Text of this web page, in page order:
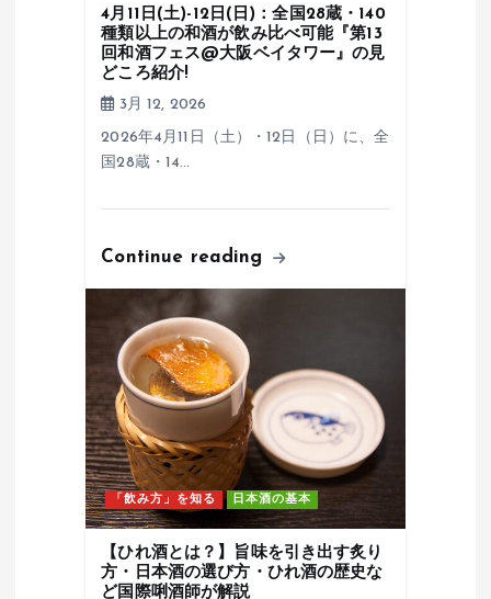
4月11日(土)-12日(日)：全国28蔵・140
種類以上の和酒が飲み比べ可能『第13
回和酒フェス@大阪ベイタワー』の見
どころ紹介!
3月 12, 2026
2026年4月11日（土）・12日（日）に、全
国28蔵・14…
Continue reading
「飲み方」を知る 日本酒の基本
【ひれ酒とは？】旨味を引き出す炙り
方・日本酒の選び方・ひれ酒の歴史な
ど国際唎酒師が解説